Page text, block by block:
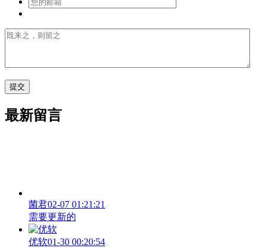
最新留言
菌君02-07 01:21:21
需要更新的
优软01-30 00:20:54